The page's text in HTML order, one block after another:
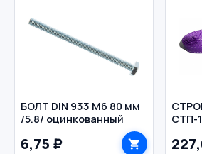
БОЛТ DIN 933 M6 80 мм
/5.8/ оцинкованный
6,75 ₽
СТП-